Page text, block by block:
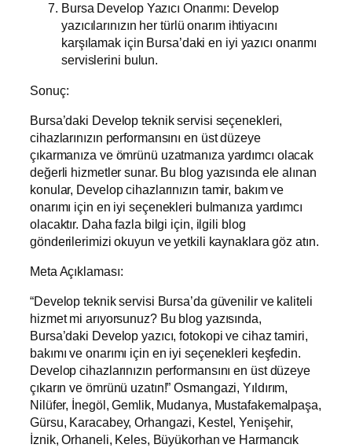
Bursa Develop Yazıcı Onarımı: Develop
yazıcılarınızın her türlü onarım ihtiyacını
karşılamak için Bursa’daki en iyi yazıcı onarımı
servislerini bulun.
Sonuç:
Bursa’daki Develop teknik servisi seçenekleri,
cihazlarınızın performansını en üst düzeye
çıkarmanıza ve ömrünü uzatmanıza yardımcı olacak
değerli hizmetler sunar. Bu blog yazısında ele alınan
konular, Develop cihazlarınızın tamir, bakım ve
onarımı için en iyi seçenekleri bulmanıza yardımcı
olacaktır. Daha fazla bilgi için, ilgili blog
gönderilerimizi okuyun ve yetkili kaynaklara göz atın.
Meta Açıklaması:
“Develop teknik servisi Bursa’da güvenilir ve kaliteli
hizmet mi arıyorsunuz? Bu blog yazısında,
Bursa’daki Develop yazıcı, fotokopi ve cihaz tamiri,
bakımı ve onarımı için en iyi seçenekleri keşfedin.
Develop cihazlarınızın performansını en üst düzeye
çıkarın ve ömrünü uzatın!” Osmangazi, Yıldırım,
Nilüfer, İnegöl, Gemlik, Mudanya, Mustafakemalpaşa,
Gürsu, Karacabey, Orhangazi, Kestel, Yenişehir,
İznik, Orhaneli, Keles, Büyükorhan ve Harmancık